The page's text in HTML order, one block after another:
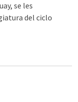
se les
del ciclo